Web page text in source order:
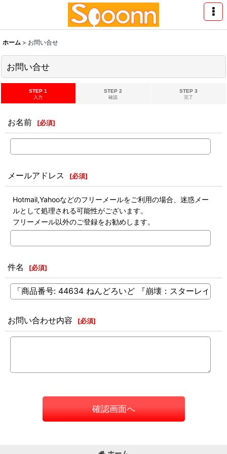
ホーム > お問い合せ
お問い合せ
STEP 1
入力
STEP 2
確認
STEP 3
完了
お名前 [必須]
メールアドレス [必須]
Hotmail,Yahooなどのフリーメールをご利用の場合、迷惑メー
ルとして処理される可能性がございます。
フリーメール以外のご登録をお勧めします。
件名 [必須]
お問い合わせ内容 [必須]
確認画面へ